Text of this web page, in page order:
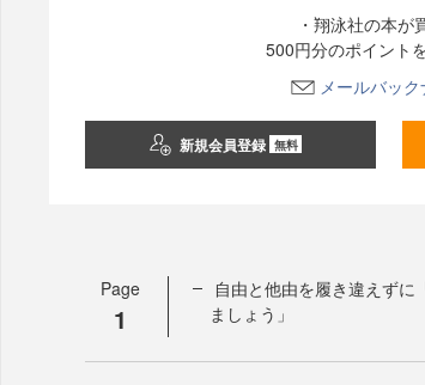
・翔泳社の本が
500円分のポイント
メールバッ
新規会員登録 無料
Page
1
自由と他由を履き違えずに
ましょう」